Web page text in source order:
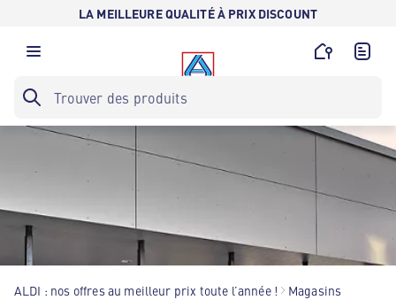
LA MEILLEURE QUALITÉ À PRIX DISCOUNT
ALDI : nos offres au meilleur prix toute l’année ! Magasins